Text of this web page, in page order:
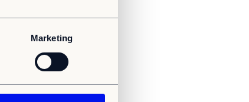
Marketing